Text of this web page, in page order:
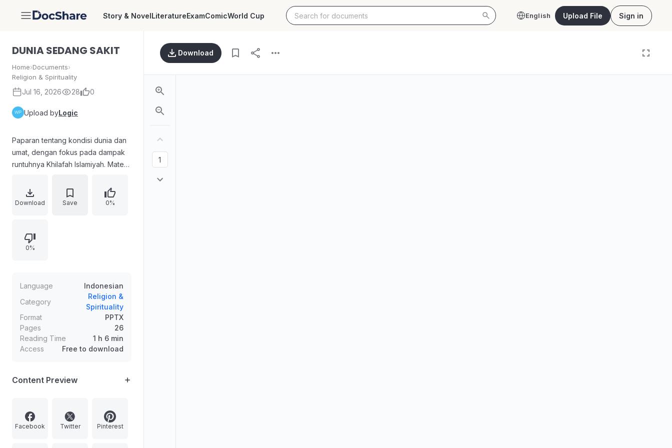
DocShare Story & NovelLiteratureExamComicWorld Cup English Upload File Sign in
DUNIA SEDANG SAKIT
Home›Documents›
Religion & Spirituality
Jul 16, 2026 28 0
Upload byLogic
Paparan tentang kondisi dunia dan
umat, dengan fokus pada dampak
runtuhnya Khilafah Islamiyah. Materi
pendidikan, politik, hukum, dan
ekonomi dengan akar persoalan
maraknya riba. Ditekankan
pentingnya kepemimpinan
dan rujukan ayat/hadis menegaskan
shabar dan shalat sebagai
penolong sambil memperjuangkan
tegaknya khilafah.
Download Save 0%
0%
Language
Indonesian
Category
Religion &
Spirituality
Format
PPTX
Pages
26
Reading Time
1 h 6 min
Access
Free to download
Content Preview
Facebook Twitter Pinterest
Download